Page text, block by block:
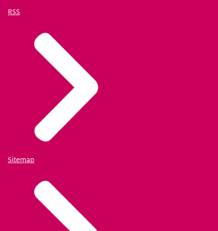
RSS
Sitemap